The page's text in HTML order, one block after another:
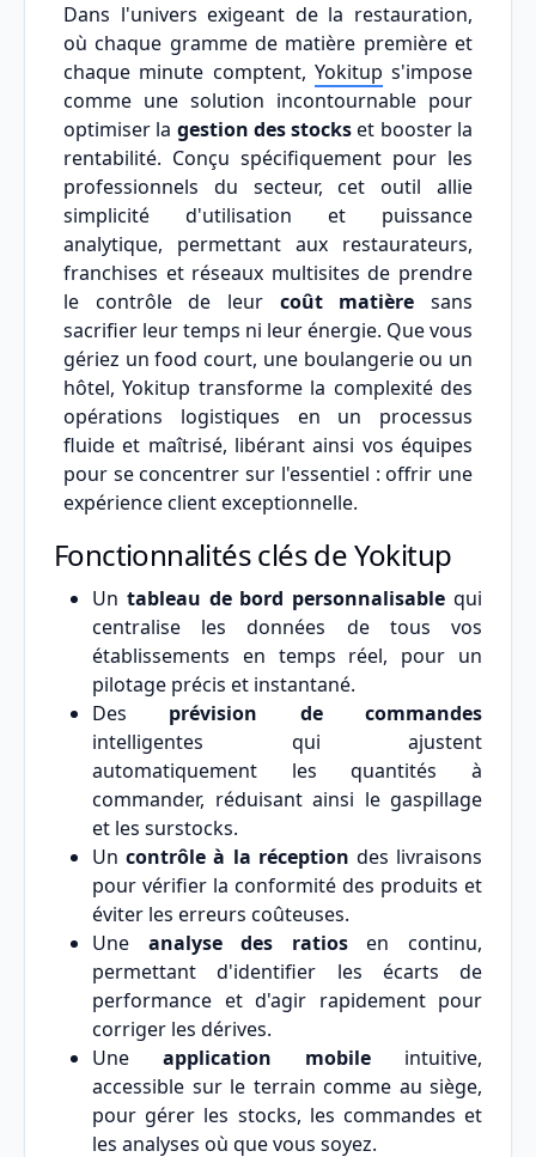
Dans l'univers exigeant de la restauration,
où chaque gramme de matière première et
chaque minute comptent, Yokitup s'impose
comme une solution incontournable pour
optimiser la gestion des stockset booster la
rentabilité. Conçu spécifiquement pour les
professionnels du secteur, cet outil allie
simplicité d'utilisation et puissance
analytique, permettant aux restaurateurs,
franchises et réseaux multisites de prendre
le contrôle de leur coût matière sans
sacrifier leur temps ni leur énergie. Que vous
gériez un food court, une boulangerie ou un
hôtel, Yokitup transforme la complexité des
opérations logistiques en un processus
fluide et maîtrisé, libérant ainsi vos équipes
pour se concentrer sur l'essentiel : offrir une
expérience client exceptionnelle.
Fonctionnalités clés de Yokitup
Un tableau de bord personnalisable qui
centralise les données de tous vos
établissements en temps réel, pour un
pilotage précis et instantané.
Des prévision de commandes
intelligentes qui ajustent
automatiquement les quantités à
commander, réduisant ainsi le gaspillage
et les surstocks.
Uncontrôle à la réception des livraisons
pour vérifier la conformité des produits et
éviter les erreurs coûteuses.
Une analyse des ratiosen continu,
permettant d'identifier les écarts de
performance et d'agir rapidement pour
corriger les dérives.
Une application mobile intuitive,
accessible sur le terrain comme au siège,
pour gérer les stocks, les commandes et
les analyses où que vous soyez.